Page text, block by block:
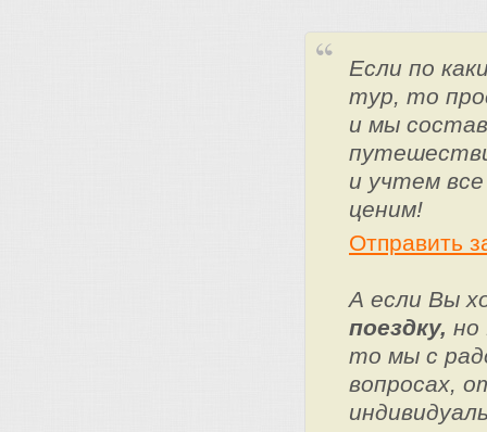
Если по
тур, то
и мы
и учтем
ценим!
Отправить
А если Вы
поездку, но
то мы с
вопросах,